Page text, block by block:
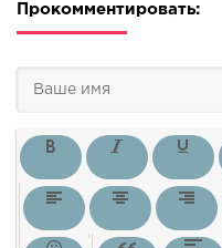
Прокомментировать: